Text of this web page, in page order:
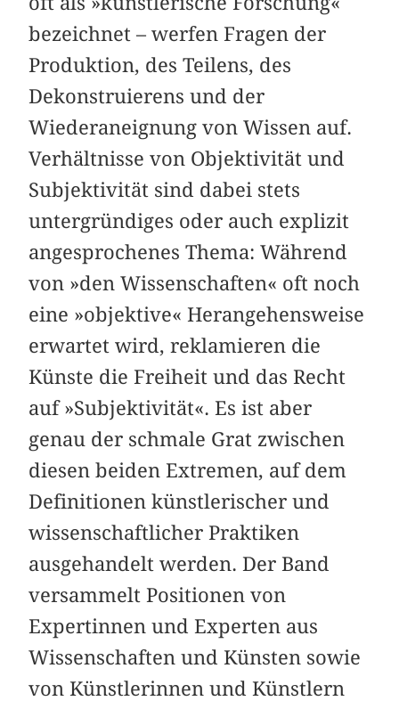
bezeichnet – werfen Fragen der
Produktion, des Teilens, des
Dekonstruierens und der
Wiederaneignung von Wissen auf.
Verhältnisse von Objektivität und
Subjektivität sind dabei stets
untergründiges oder auch explizit
angesprochenes Thema: Während
von »den Wissenschaften« oft noch
eine »objektive« Herangehensweise
erwartet wird, reklamieren die
Künste die Freiheit und das Recht
auf »Subjektivität«. Es ist aber
genau der schmale Grat zwischen
diesen beiden Extremen, auf dem
Definitionen künstlerischer und
wissenschaftlicher Praktiken
ausgehandelt werden. Der Band
versammelt Positionen von
Expertinnen und Experten aus
Wissenschaften und Künsten sowie
von Künstlerinnen und Künstlern